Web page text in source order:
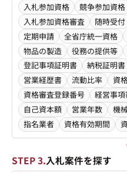
入札参加資格 競争参加資格
入札参加資格審査
随時受付
定期申請
全省庁統一資格
物品の製造
役務の提供等
登記事項証明書
納税証明書
営業経歴書
流動比率
資
資格審査登録番号
経営事
自己資本額
営業年数 機
指名業者
資格有効期間
STEP 3.入札案件を探す